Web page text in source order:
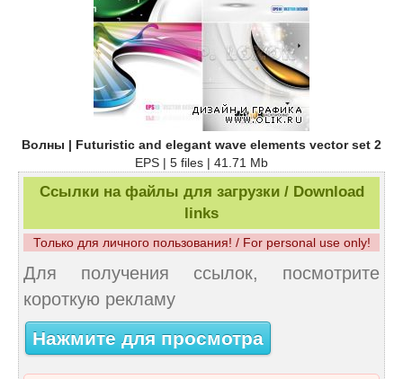
Волны | Futuristic and elegant wave elements vector set 2
EPS | 5 files | 41.71 Mb
Ссылки на файлы для загрузки / Download
links
Только для личного пользования! / For personal use only!
Для получения ссылок, посмотрите
короткую рекламу
Нажмите для просмотра